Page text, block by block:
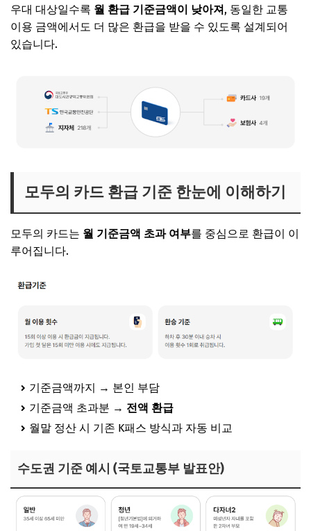
우대 대상일수록 월 환급 기준금액이 낮아져, 동일한 교통
이용 금액에서도 더 많은 환급을 받을 수 있도록 설계되어
있습니다.
모두의 카드 환급 기준 한눈에 이해하기
모두의 카드는 월 기준금액 초과 여부를 중심으로 환급이 이
루어집니다.
기준금액까지 → 본인 부담
기준금액 초과분 → 전액 환급
월말 정산 시 기존 K패스 방식과 자동 비교
수도권 기준 예시 (국토교통부 발표안)